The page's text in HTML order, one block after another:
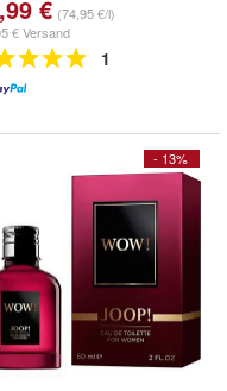
€ (74,95 €/l)
€ Versand
1
- 13%